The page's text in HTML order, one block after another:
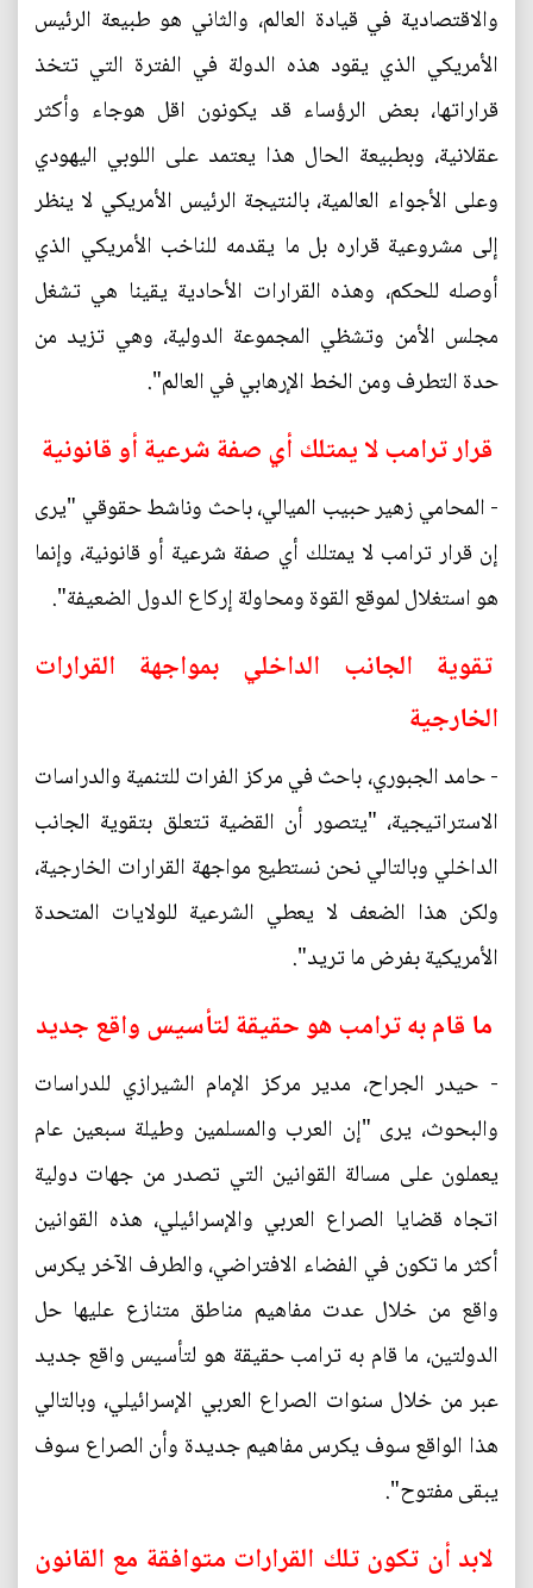
والاقتصادية في قيادة العالم، والثاني هو طبيعة الرئيس
الأمريكي الذي يقود هذه الدولة في الفترة التي تتخذ
قراراتها، بعض الرؤساء قد يكونون اقل هوجاء وأكثر
عقلانية، وبطبيعة الحال هذا يعتمد على اللوبي اليهودي
وعلى الأجواء العالمية، بالنتيجة الرئيس الأمريكي لا ينظر
إلى مشروعية قراره بل ما يقدمه للناخب الأمريكي الذي
أوصله للحكم، وهذه القرارات الأحادية يقينا هي تشغل
مجلس الأمن وتشظي المجموعة الدولية، وهي تزيد من
حدة التطرف ومن الخط الإرهابي في العالم".
قرار ترامب لا يمتلك أي صفة شرعية أو قانونية
- المحامي زهير حبيب الميالي، باحث وناشط حقوقي "يرى
إن قرار ترامب لا يمتلك أي صفة شرعية أو قانونية، وإنما
هو استغلال لموقع القوة ومحاولة إركاع الدول الضعيفة".
تقوية الجانب الداخلي بمواجهة القرارات
الخارجية
- حامد الجبوري، باحث في مركز الفرات للتنمية والدراسات
الاستراتيجية، "يتصور أن القضية تتعلق بتقوية الجانب
الداخلي وبالتالي نحن نستطيع مواجهة القرارات الخارجية،
ولكن هذا الضعف لا يعطي الشرعية للولايات المتحدة
الأمريكية بفرض ما تريد".
ما قام به ترامب هو حقيقة لتأسيس واقع جديد
- حيدر الجراح، مدير مركز الإمام الشيرازي للدراسات
والبحوث، يرى "إن العرب والمسلمين وطيلة سبعين عام
يعملون على مسالة القوانين التي تصدر من جهات دولية
اتجاه قضايا الصراع العربي والإسرائيلي، هذه القوانين
أكثر ما تكون في الفضاء الافتراضي، والطرف الآخر يكرس
واقع من خلال عدت مفاهيم مناطق متنازع عليها حل
الدولتين، ما قام به ترامب حقيقة هو لتأسيس واقع جديد
عبر من خلال سنوات الصراع العربي الإسرائيلي، وبالتالي
هذا الواقع سوف يكرس مفاهيم جديدة وأن الصراع سوف
يبقى مفتوح".
لابد أن تكون تلك القرارات متوافقة مع القانون